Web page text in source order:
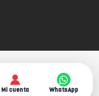
Mi cuenta